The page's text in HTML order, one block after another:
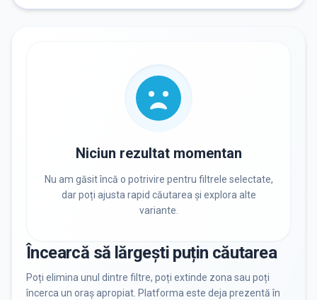
Resetează filtrele
Niciun rezultat momentan
Nu am găsit încă o potrivire pentru filtrele selectate,
dar poți ajusta rapid căutarea și explora alte
variante.
Încearcă să lărgești puțin căutarea
Poți elimina unul dintre filtre, poți extinde zona sau poți
încerca un oraș apropiat. Platforma este deja prezentă în